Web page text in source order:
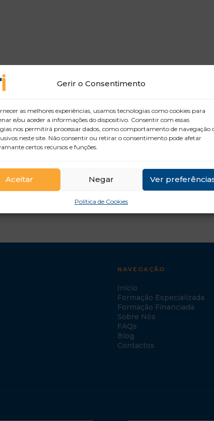
Gerir o Consentimento
as melhores experiências, usamos tecnologias como cookies para
e/ou aceder a informações do dispositivo. Consentir com essas
nos permitirá processar dados, como comportamento de navegação
neste site. Não consentir ou retirar o consentimento pode afetar
certos recursos e funções.
Aceitar Negar Ver
Política de Cookies
NAVEGAÇÃO
Início
Formação Especializada
Formação Financiada
Sobre Nós
FAQs
Blog
Contactos